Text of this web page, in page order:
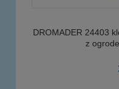
DROMADER 24403
z